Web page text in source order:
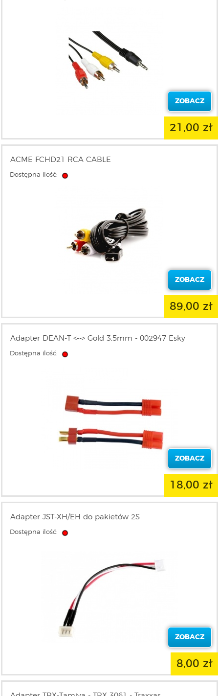
ZOBACZ
21,00 zł
ACME FCHD21 RCA CABLE
Dostępna ilość:
ZOBACZ
89,00 zł
Adapter DEAN-T <--> Gold 3,5mm - 002947 Esky
Dostępna ilość:
ZOBACZ
18,00 zł
Adapter JST-XH/EH do pakietów 2S
Dostępna ilość:
ZOBACZ
8,00 zł